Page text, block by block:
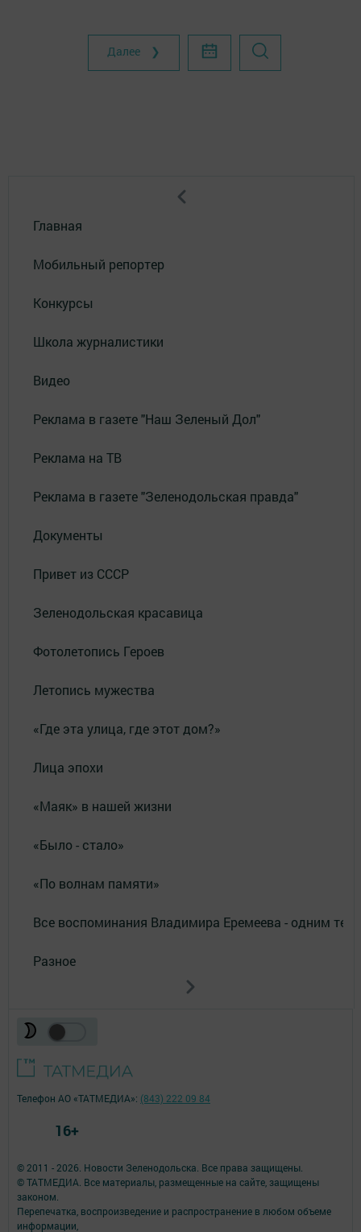
Далее ❯
Главная
Мобильный репортер
Конкурсы
Школа журналистики
Видео
Реклама в газете "Наш Зеленый Дол"
Реклама на ТВ
Реклама в газете "Зеленодольская правда"
Документы
Привет из СССР
Зеленодольская красавица
Фотолетопись Героев
Летопись мужества
«Где эта улица, где этот дом?»
Лица эпохи
«Маяк» в нашей жизни
«Было - стало»
«По волнам памяти»
Все воспоминания Владимира Еремеева - одним
Разное
© 2011 - 2026. Новости Зеленодольска. Все права защищены.
© ТАТМЕДИА. Все материалы, размещенные на сайте, защищены
законом.
Перепечатка, воспроизведение и распространение в любом объеме
информации,
Телефон АО «ТАТМЕДИА»: (843) 222 09 84
16+